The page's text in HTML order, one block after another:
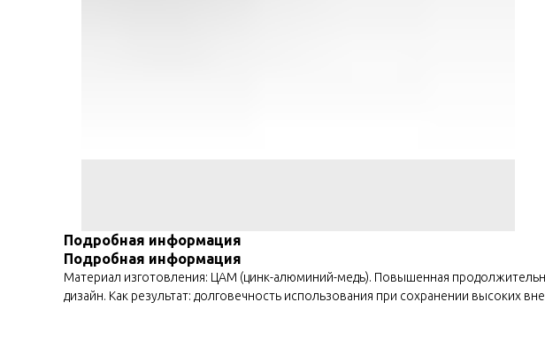
Подробная информация
Подробная информация
Материал изготовления: ЦАМ (цинк-алюминий-медь). Повышенная
дизайн. Как результат: долговечность использования при сохранении высоких